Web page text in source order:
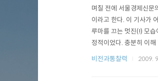
며칠 전에 서울경제신문
이라고 한다. 이 기사가
루마를 끄는 멋진(!) 모
정적이었다. 충분히 이
조금 하고 싶다. 내가 초
비전과통찰력 2009.